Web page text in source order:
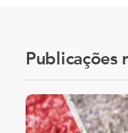
Publicações